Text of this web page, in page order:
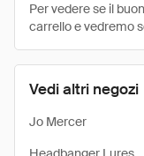
Vedi altri negozi
Jo Mercer
Per vedere se il
carrello e vedremo